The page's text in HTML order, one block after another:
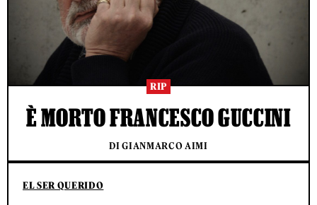
EL SER QUERIDO
RIP
È MORTO FRANCESCO GUCCINI
DI GIANMARCO AIMI